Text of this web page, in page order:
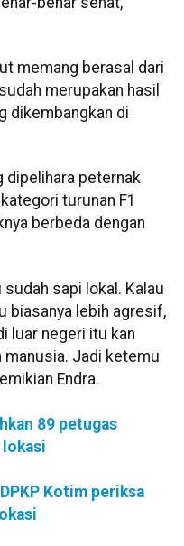
memang berasal dari
merupakan hasil
dikembangkan di
dipelihara peternak
turunan F1
berbeda dengan
sapi lokal. Kalau
biasanya lebih agresif,
luar negeri itu kan
manusia. Jadi ketemu
Endra.
89 petugas
lokasi
Kotim periksa